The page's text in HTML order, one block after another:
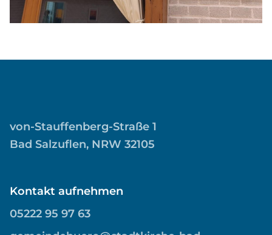
von-Stauffenberg-Straße 1
Bad Salzuflen, NRW 32105
Kontakt aufnehmen
05222 95 97 63